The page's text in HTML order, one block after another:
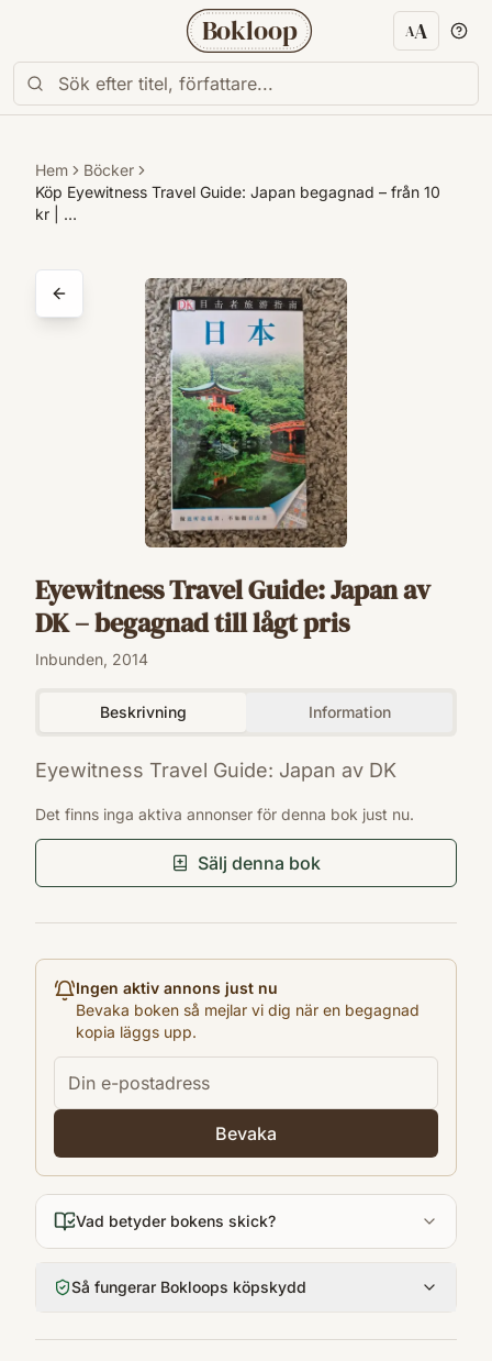
Bokloop AA
Hem
Böcker
Köp Eyewitness Travel Guide: Japan begagnad – från 10
kr | …
Eyewitness Travel Guide: Japan av
DK – begagnad till lågt pris
Inbunden, 2014
Beskrivning Information
Eyewitness Travel Guide: Japan av DK
9787503249075
DK
Utgivningsår
Språk
Format
Inbunden
Det finns inga aktiva annonser för denna bok just nu.
Sälj denna bok
Ingen aktiv annons just nu
Bevaka boken så mejlar vi dig när en begagnad
kopia läggs upp.
Bevaka
Vad betyder bokens skick?
Så fungerar Bokloops köpskydd